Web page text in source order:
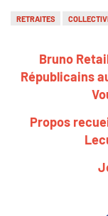
RETRAITES
Bruno
Républicains
Propos